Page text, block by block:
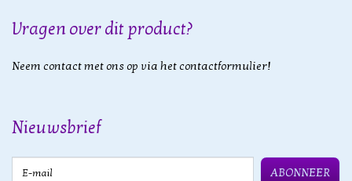
Vragen over dit product?
Neem contact met ons op via het contactformulier!
Nieuwsbrief
ABONNEER